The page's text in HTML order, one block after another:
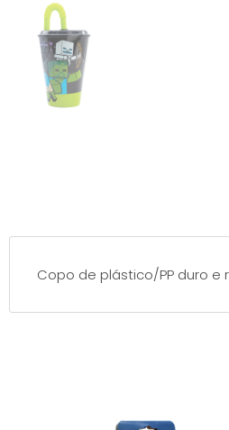
Copo de plástico/PP duro e